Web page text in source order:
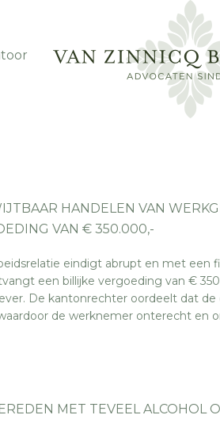
HANDELEN VAN
VAN € 350.000,-
eindigt abrupt en met een
een billijke vergoeding van €
De kantonrechter oordeelt dat
de werknemer onterecht en
MET TEVEEL ALCOHOL